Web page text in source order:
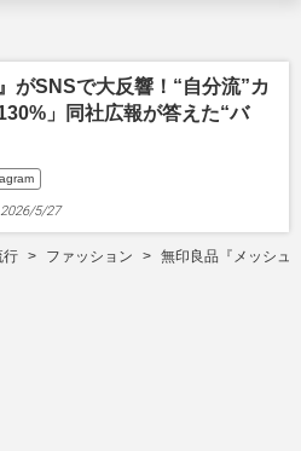
がSNSで大反響！“自分流”カ
」同社広報が答えた“バ
2026/5/27
行 ファッション 無印良品『メッシュ